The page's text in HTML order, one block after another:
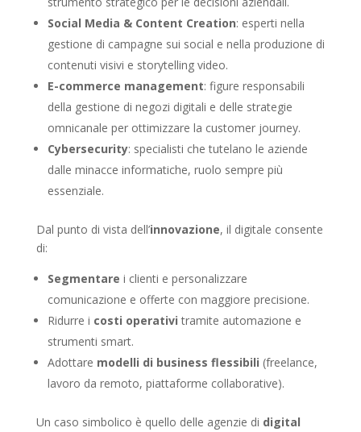
Social Media & Content Creation: esperti nella
gestione di campagne sui social e nella produzione di
contenuti visivi e storytelling video.
E-commerce management: figure responsabili
della gestione di negozi digitali e delle strategie
omnicanale per ottimizzare la customer journey.
Cybersecurity: specialisti che tutelano le aziende
dalle minacce informatiche, ruolo sempre più
essenziale.
Dal punto di vista dell’innovazione, il digitale consente
di:
Segmentare i clienti e personalizzare
comunicazione e offerte con maggiore precisione.
Ridurre i costi operativi tramite automazione e
strumenti smart.
Adottare modelli di business flessibili (freelance,
lavoro da remoto, piattaforme collaborative).
Un caso simbolico è quello delle agenzie di digital